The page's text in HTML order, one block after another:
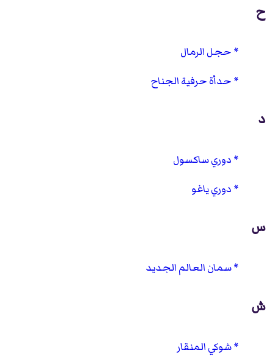
ح
حجل الرمال
حدأة حرفية الجناح
د
دوري ساكسول
دوري ياغو
س
سمان العالم الجديد
ش
شوكي المنقار